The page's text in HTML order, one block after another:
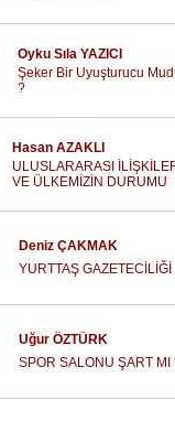
Oyku Sıla YAZICI
Şeker Bir Uyuşturucu
?
Hasan AZAKLI
ULUSLARARASI
VE ÜLKEMİZİN DURUMU
Deniz ÇAKMAK
YURTTAŞ GAZETECİLİĞİ
Uğur ÖZTÜRK
SPOR SALONU ŞART MI